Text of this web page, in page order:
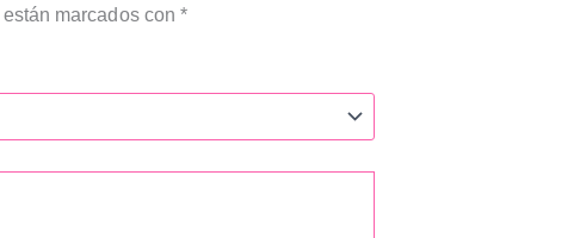
marcados con*